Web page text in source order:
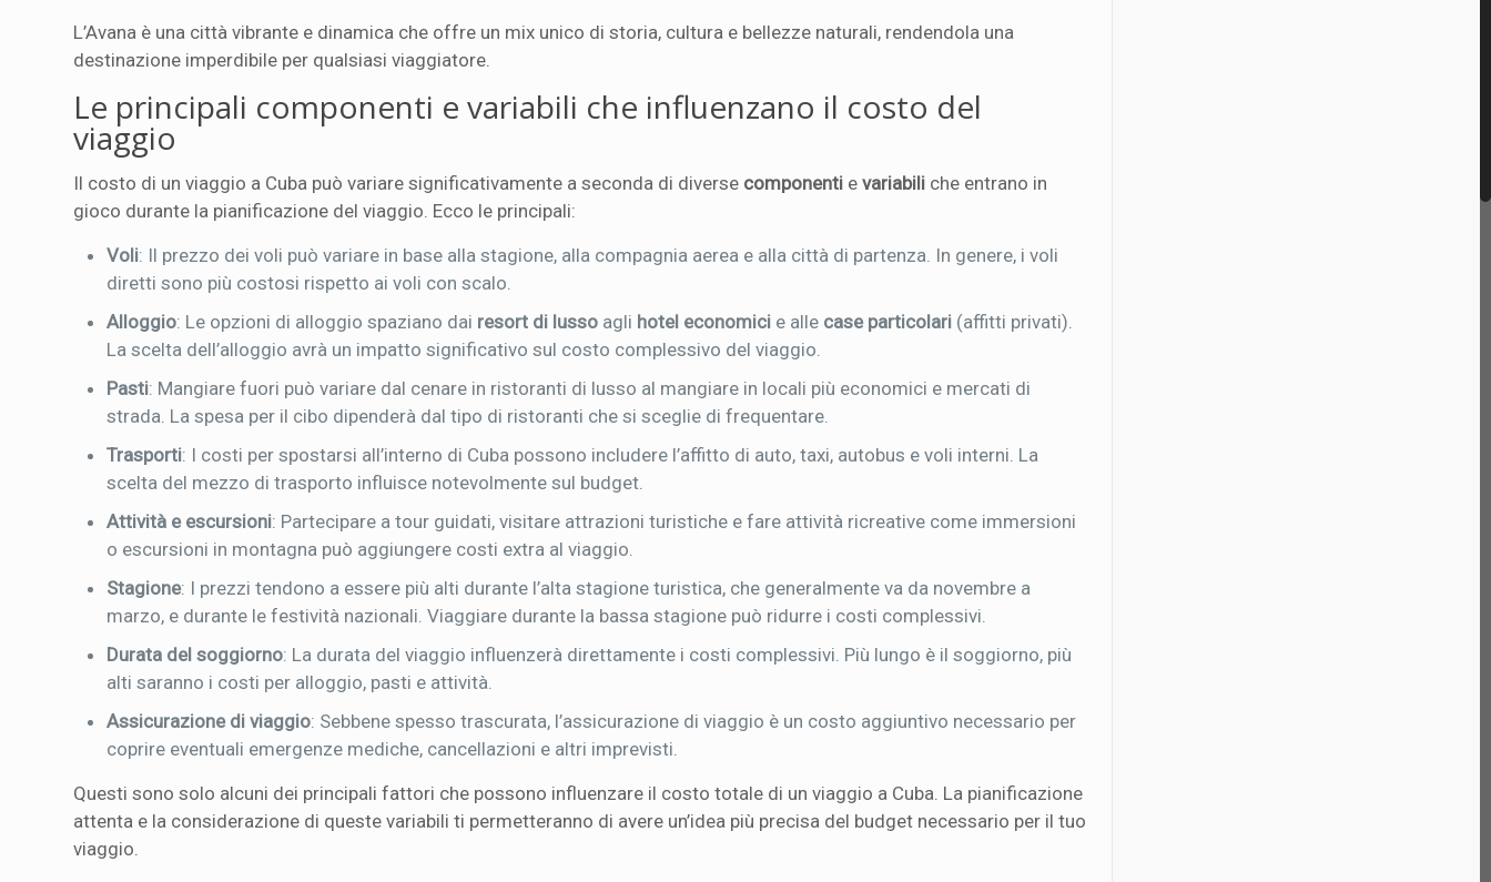
L’Avana è una città vibrante e dinamica che offre un mix unico di storia, cultura e bellezze naturali, rendendola una
destinazione imperdibile per qualsiasi viaggiatore.
Le principali componenti e variabili che influenzano il costo del
viaggio
Il costo di un viaggio a Cuba può variare significativamente a seconda di diverse componenti evariabili che entrano in
gioco durante la pianificazione del viaggio. Ecco le principali:
Voli: Il prezzo dei voli può variare in base alla stagione, alla compagnia aerea e alla città di partenza. In genere, i voli
diretti sono più costosi rispetto ai voli con scalo.
Alloggio: Le opzioni di alloggio spaziano dai resort di lusso agli hotel economici e alle case particolari (affitti privati).
La scelta dell’alloggio avrà un impatto significativo sul costo complessivo del viaggio.
Pasti: Mangiare fuori può variare dal cenare in ristoranti di lusso al mangiare in locali più economici e mercati di
strada. La spesa per il cibo dipenderà dal tipo di ristoranti che si sceglie di frequentare.
Trasporti: I costi per spostarsi all’interno di Cuba possono includere l’affitto di auto, taxi, autobus e voli interni. La
scelta del mezzo di trasporto influisce notevolmente sul budget.
Attività e escursioni: Partecipare a tour guidati, visitare attrazioni turistiche e fare attività ricreative come immersioni
o escursioni in montagna può aggiungere costi extra al viaggio.
Stagione: I prezzi tendono a essere più alti durante l’alta stagione turistica, che generalmente va da novembre a
marzo, e durante le festività nazionali. Viaggiare durante la bassa stagione può ridurre i costi complessivi.
Durata del soggiorno: La durata del viaggio influenzerà direttamente i costi complessivi. Più lungo è il soggiorno, più
alti saranno i costi per alloggio, pasti e attività.
Assicurazione di viaggio: Sebbene spesso trascurata, l’assicurazione di viaggio è un costo aggiuntivo necessario per
coprire eventuali emergenze mediche, cancellazioni e altri imprevisti.
Questi sono solo alcuni dei principali fattori che possono influenzare il costo totale di un viaggio a Cuba. La pianificazione
attenta e la considerazione di queste variabili ti permetteranno di avere un’idea più precisa del budget necessario per il tuo
viaggio.